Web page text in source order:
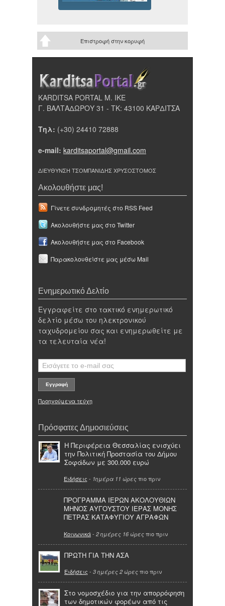
Επιστροφή στην κορυφή
KARDITSA PORTAL Μ. ΙΚΕ
Γ. ΒΑΛΤΑΔΩΡΟΥ 31 - ΤΚ: 43100 ΚΑΡΔΙΤΣΑ
Τηλ: (+30) 24410 72888
e-mail: karditsaportal@gmail.com
ΔΙΕΥΘΥΝΣΗ ΤΣΟΜΠΑΝΙΔΗΣ ΧΡΥΣΟΣΤΟΜΟΣ
Ακολουθήστε μας!
Γίνετε συνδρομητές στο RSS Feed
Ακολουθήστε μας στο Twitter
Ακολουθήστε μας στο Facebook
Παρακολουθείστε μας μέσω Mail
Ενημερωτικό Δελτίο
Εγγραφείτε στο τακτικό ενημερωτικό
δελτίο μέσω του ηλεκτρονικού
ταχυδρομείου σας και ενημερωθείτε με
τα τελευταία νέα!
Προηγούμενα τεύχη
Πρόσφατες Δημοσιεύσεις
Η Περιφέρεια Θεσσαλίας ενισχύει
την Πολιτική Προστασία του Δήμου
Σοφάδων με 300.000 ευρώ
Ειδήσεις - 1ημέρα 11 ώρες πιο πριν
ΠΡΟΓΡΑΜΜΑ ΙΕΡΩΝ ΑΚΟΛΟΥΘΙΩΝ
ΜΗΝΟΣ ΑΥΓΟΥΣΤΟΥ ΙΕΡΑΣ ΜΟΝΗΣ
ΠΕΤΡΑΣ ΚΑΤΑΦΥΓΙΟΥ ΑΓΡΑΦΩΝ
Κοινωνικά- 2 ημέρες 16 ώρες πιο πριν
ΠΡΩΤΗ ΓΙΑ ΤΗΝ ΑΣΑ
Ειδήσεις - 3 ημέρες 2 ώρες πιο πριν
Στο νομοσχέδιο για την απορρόφηση
των δημοτικών φορέων από τις